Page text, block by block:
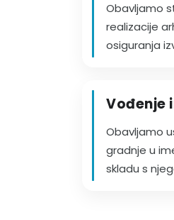
Obavljamo
realizacije
osiguranja
Vođenje
Obavljamo
gradnje u
skladu s